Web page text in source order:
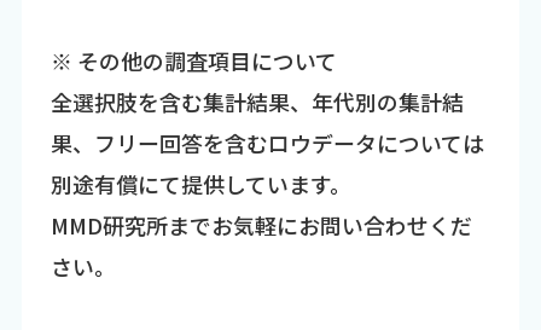
※ その他の調査項目について
全選択肢を含む集計結果、年代別の集計結
果、フリー回答を含むロウデータについては
別途有償にて提供しています。
MMD研究所までお気軽にお問い合わせくだ
さい。